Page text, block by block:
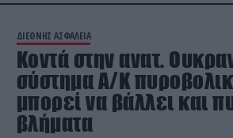
ΔΙΕΘΝΗΣ ΑΣΦΑΛΕΙΑ
Κοντά στην ανατ.
σύστημα Α/Κ
μπορεί να βάλλει και
βλήματα